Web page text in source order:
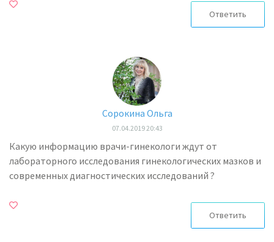
Ответить
Сорокина Ольга
07.04.2019 20:43
Какую информацию врачи-гинекологи ждут от
лабораторного исследования гинекологических мазков и
современных диагностических исследований ?
Ответить